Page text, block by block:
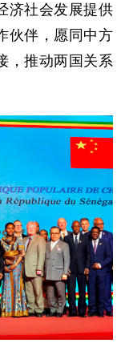
济社会发展提供
伙伴，愿同中方
，推动两国关系